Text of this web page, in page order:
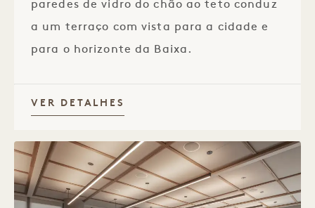
paredes de vidro do chão ao teto conduz
a um terraço com vista para a cidade e
para o horizonte da Baixa.
VER DETALHES